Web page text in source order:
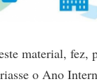
material, fez,
o Ano